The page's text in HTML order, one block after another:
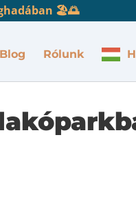
🏖️🌅
Blog Rólunk